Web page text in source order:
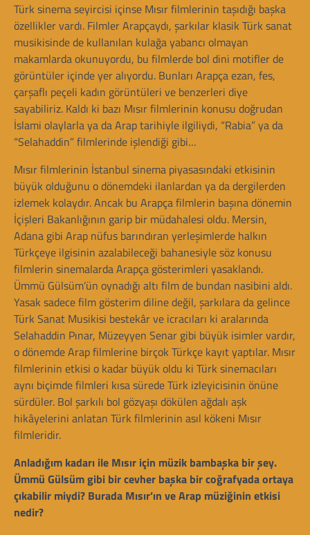
Türk sinema seyircisi içinse Mısır filmlerinin taşıdığı başka
özellikler vardı. Filmler Arapçaydı, şarkılar klasik Türk sanat
musikisinde de kullanılan kulağa yabancı olmayan
makamlarda okunuyordu, bu filmlerde bol dini motifler de
görüntüler içinde yer alıyordu. Bunları Arapça ezan, fes,
çarşaflı peçeli kadın görüntüleri ve benzerleri diye
sayabiliriz. Kaldı ki bazı Mısır filmlerinin konusu doğrudan
İslami olaylarla ya da Arap tarihiyle ilgiliydi, “Rabia” ya da
“Selahaddin” filmlerinde işlendiği gibi…
Mısır filmlerinin İstanbul sinema piyasasındaki etkisinin
büyük olduğunu o dönemdeki ilanlardan ya da dergilerden
izlemek kolaydır. Ancak bu Arapça filmlerin başına dönemin
İçişleri Bakanlığının garip bir müdahalesi oldu. Mersin,
Adana gibi Arap nüfus barındıran yerleşimlerde halkın
Türkçeye ilgisinin azalabileceği bahanesiyle söz konusu
filmlerin sinemalarda Arapça gösterimleri yasaklandı.
Ümmü Gülsüm’ün oynadığı altı film de bundan nasibini aldı.
Yasak sadece film gösterim diline değil, şarkılara da gelince
Türk Sanat Musikisi bestekâr ve icracıları ki aralarında
Selahaddin Pınar, Müzeyyen Senar gibi büyük isimler vardır,
o dönemde Arap filmlerine birçok Türkçe kayıt yaptılar. Mısır
filmlerinin etkisi o kadar büyük oldu ki Türk sinemacıları
aynı biçimde filmleri kısa sürede Türk izleyicisinin önüne
sürdüler. Bol şarkılı bol gözyaşı dökülen ağdalı aşk
hikâyelerini anlatan Türk filmlerinin asıl kökeni Mısır
filmleridir.
Anladığım kadarı ile Mısır için müzik bambaşka bir şey.
Ümmü Gülsüm gibi bir cevher başka bir coğrafyada ortaya
çıkabilir miydi? Burada Mısır’ın ve Arap müziğinin etkisi
nedir?